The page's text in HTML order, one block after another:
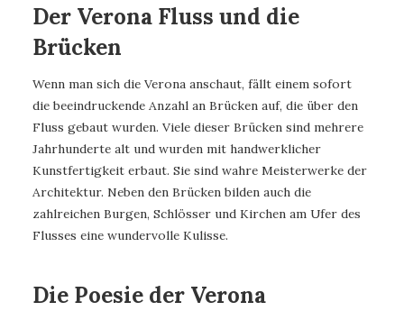
Der Verona Fluss und die
Brücken
Wenn man sich die Verona anschaut, fällt einem sofort
die beeindruckende Anzahl an Brücken auf, die über den
Fluss gebaut wurden. Viele dieser Brücken sind mehrere
Jahrhunderte alt und wurden mit handwerklicher
Kunstfertigkeit erbaut. Sie sind wahre Meisterwerke der
Architektur. Neben den Brücken bilden auch die
zahlreichen Burgen, Schlösser und Kirchen am Ufer des
Flusses eine wundervolle Kulisse.
Die Poesie der Verona